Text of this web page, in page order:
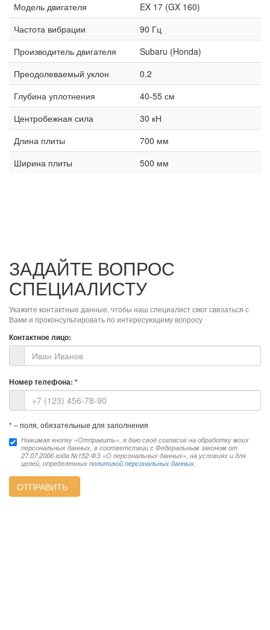
Модель двигателя
EX 17 (GX 160)
Частота вибрации
90 Гц
Производитель двигателя
Subaru (Honda)
Преодолеваемый уклон
0.2
Глубина уплотнения
40-55 см
Центробежная сила
30 кН
Длина плиты
700 мм
Ширина плиты
500 мм
ЗАДАЙТЕ ВОПРОС
СПЕЦИАЛИСТУ
Укажите контактные данные, чтобы наш специалист смог связаться с
Вами и проконсультировать по интересующему вопросу
Контактное лицо:
Номер телефона: *
* – поля, обязательные для заполнения
Нажимая кнопку «Отправить», я даю своё согласие на обработку моих
персональных данных, в соответствии с Федеральным законом от
27.07.2006 года №152-ФЗ «О персональных данных», на условиях и для
целей, определенных политикой персональных данных.
ОТПРАВИТЬ